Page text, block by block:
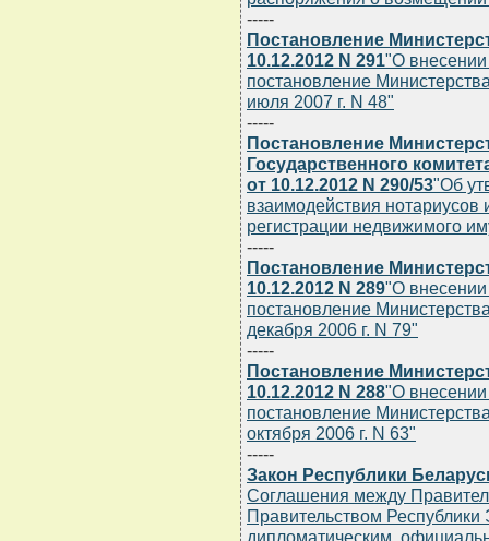
-----
Постановление
10.12.2012 N 291"О
постановление
июля 2007 г. N 48"
-----
Постановление
Государственного
от 10.12.2012 N 290/53"Об
взаимодействия нотариусов
регистрации недвижимого
-----
Постановление
10.12.2012 N 289"О
постановление
декабря 2006 г. N 79"
-----
Постановление
10.12.2012 N 288"О
постановление
октября 2006 г. N 63"
-----
Закон Республики
Соглашения между
Правительством
дипломатическим,